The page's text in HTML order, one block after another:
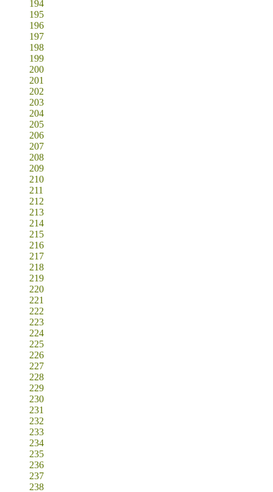
194
195
196
197
198
199
200
201
202
203
204
205
206
207
208
209
210
211
212
213
214
215
216
217
218
219
220
221
222
223
224
225
226
227
228
229
230
231
232
233
234
235
236
237
238